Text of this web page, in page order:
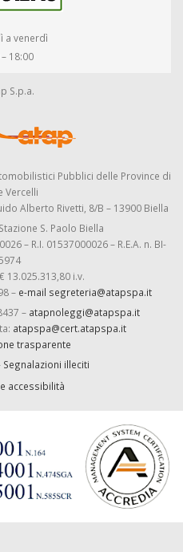
a venerdì
18:00
S.p.a.
Pubblici delle Province di
Vercelli
Alberto Rivetti, 8/B – 13900 Biella
S. Paolo Biella
– R.I. 01537000026 – R.E.A. n. BI-
13.025.313,80 i.v.
– e-mail segreteria@atapspa.it
– atapnoleggi@atapspa.it
atapspa@cert.atapspa.it
trasparente
Segnalazioni illeciti
accessibilità